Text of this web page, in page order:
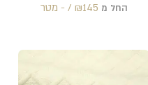
החל מ ₪145 /‏‏‎ ‎- מטר